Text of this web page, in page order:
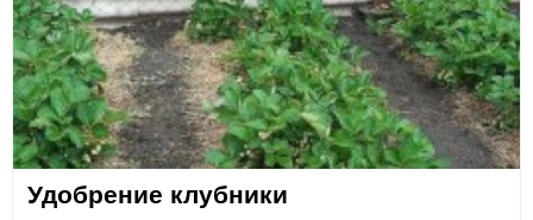
Удобрение клубники